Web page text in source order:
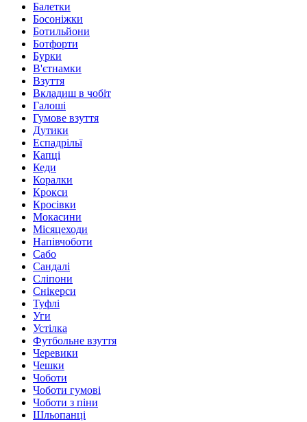
Балетки
Босоніжки
Ботильйони
Ботфорти
Бурки
В'єтнамки
Взуття
Вкладиш в чобіт
Галоші
Гумове взуття
Дутики
Еспадрільї
Капці
Кеди
Коралки
Крокси
Кросівки
Мокасини
Місяцеходи
Напівчоботи
Сабо
Сандалі
Сліпони
Снікерси
Туфлі
Уги
Устілка
Футбольне взуття
Черевики
Чешки
Чоботи
Чоботи гумові
Чоботи з піни
Шльопанці